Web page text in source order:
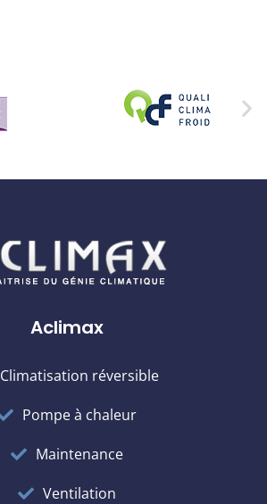
Aclimax
Climatisation réversible
Pompe à chaleur
Maintenance
Ventilation